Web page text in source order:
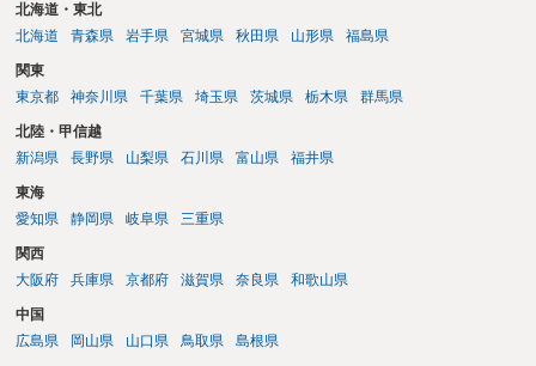
北海道・東北
北海道
青森県 岩手県 宮城県 秋田県 山形県 福島県
関東
東京都
神奈川県 千葉県 埼玉県 茨城県 栃木県 群馬県
北陸・甲信越
新潟県
長野県 山梨県 石川県 富山県 福井県
東海
愛知県
静岡県 岐阜県 三重県
関西
大阪府
兵庫県 京都府 滋賀県 奈良県 和歌山県
中国
広島県
岡山県 山口県 鳥取県 島根県